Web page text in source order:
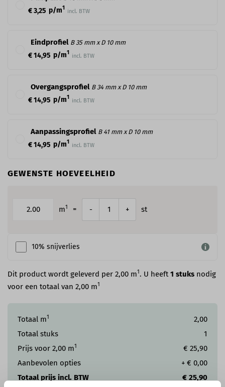
€ 3,25 p/m1 incl. BTW
Eindprofiel B 35 mm x D 10 mm
€ 14,95 p/m1 incl. BTW
Overgangsprofiel B 34 mm x D 10 mm
€ 14,95 p/m1 incl. BTW
Aanpassingsprofiel B 41 mm x D 10 mm
€ 14,95 p/m1 incl. BTW
GEWENSTE HOEVEELHEID
m1 = - + st
10% snijverlies
Dit product wordt geleverd per 2,00 m1. U heeft1 stuks nodig
voor een totaal van 2,00 m1
Totaal m1
2,00
Totaal stuks
1
Prijs voor 2,00 m1
€ 25,90
Aanbevolen opties
+ € 0,00
Totaal prijs incl. BTW
€ 25,90